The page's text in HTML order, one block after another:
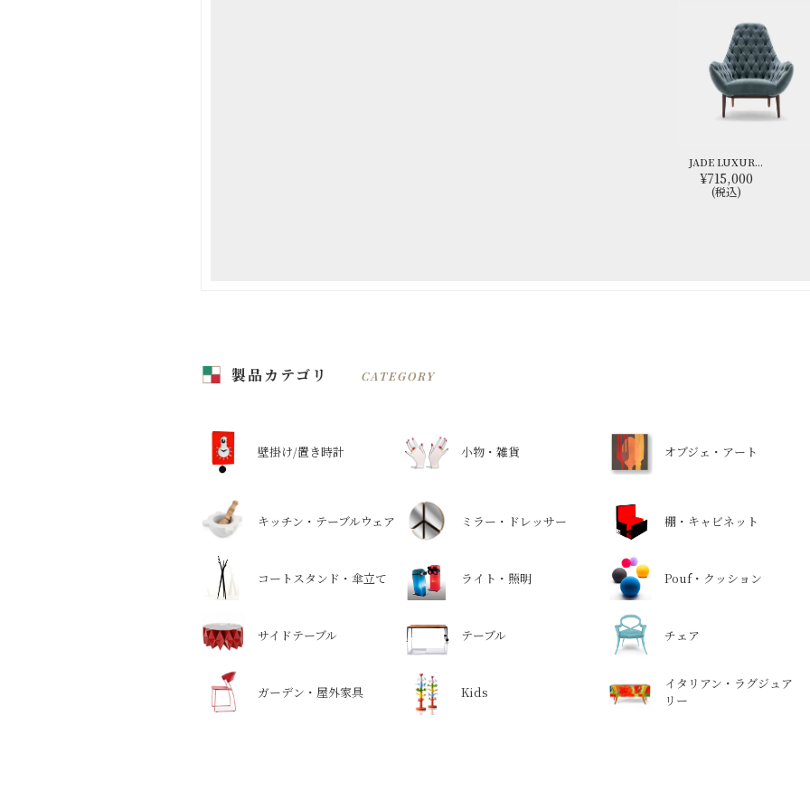
JADE LUXUR...
¥715,000
(税込)
製品カテゴリ CATEGORY
壁掛け/置き時計 小物・雑貨 オブジェ・アート
キッチン・テーブルウェア ミラー・ドレッサー 棚・キャビネット
コートスタンド・傘立て ライト・照明 Pouf・クッション
サイドテーブル テーブル チェア
ガーデン・屋外家具 Kids
イタリアン・ラグジュア
リー